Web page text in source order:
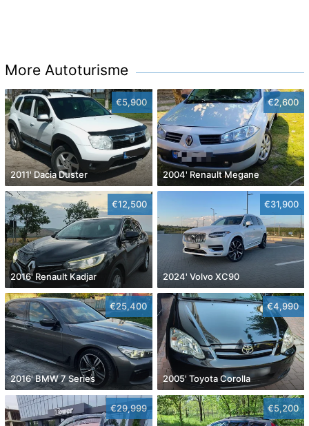
More Autoturisme
€5,900
2011' Dacia Duster
€2,600
2004' Renault Megane
€12,500
2016' Renault Kadjar
€31,900
2024' Volvo XC90
€25,400
2016' BMW 7 Series
€4,990
2005' Toyota Corolla
€29,999 €5,200